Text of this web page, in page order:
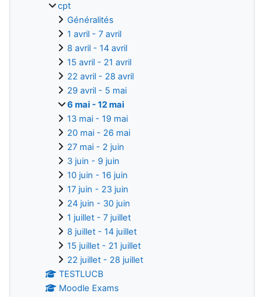
cpt
Généralités
1 avril - 7 avril
8 avril - 14 avril
15 avril - 21 avril
22 avril - 28 avril
29 avril - 5 mai
6 mai - 12 mai
13 mai - 19 mai
20 mai - 26 mai
27 mai - 2 juin
3 juin - 9 juin
10 juin - 16 juin
17 juin - 23 juin
24 juin - 30 juin
1 juillet - 7 juillet
8 juillet - 14 juillet
15 juillet - 21 juillet
22 juillet - 28 juillet
TESTLUCB
Moodle Exams